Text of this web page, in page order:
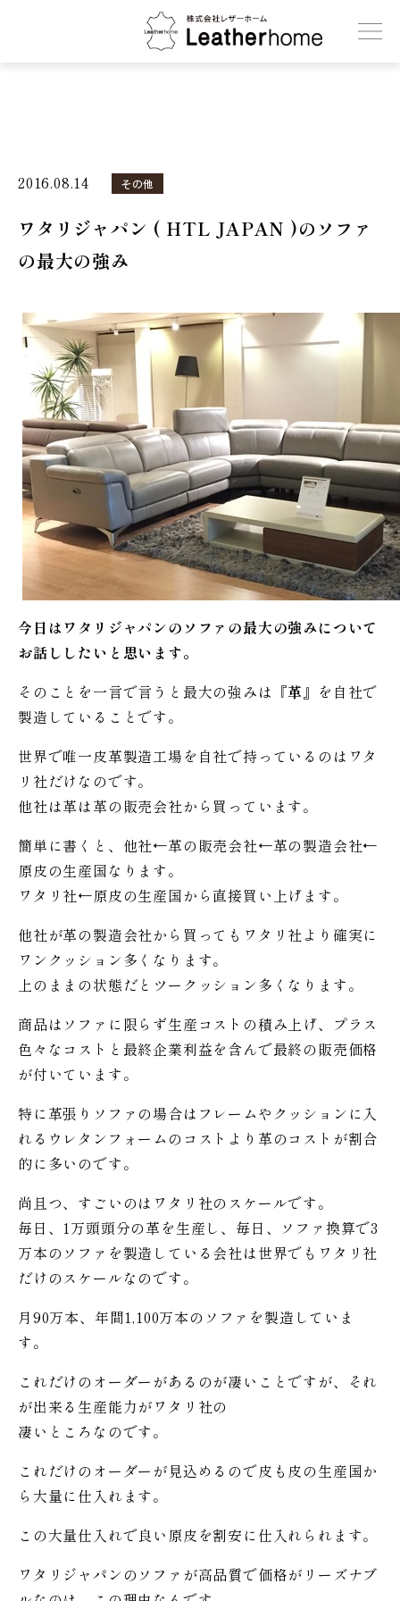
株式会社レザーホーム
2016.08.14 その他
ワタリジャパン ( HTL JAPAN )のソファ
の最大の強み
今日はワタリジャパンのソファの最大の強みについて
お話ししたいと思います。
そのことを一言で言うと最大の強みは『革』を自社で
製造していることです。
世界で唯一皮革製造工場を自社で持っているのはワタ
リ社だけなのです。
他社は革は革の販売会社から買っています。
簡単に書くと、他社←革の販売会社←革の製造会社←
原皮の生産国なります。
ワタリ社←原皮の生産国から直接買い上げます。
他社が革の製造会社から買ってもワタリ社より確実に
ワンクッション多くなります。
上のままの状態だとツークッション多くなります。
商品はソファに限らず生産コストの積み上げ、プラス
色々なコストと最終企業利益を含んで最終の販売価格
が付いています。
特に革張りソファの場合はフレームやクッションに入
れるウレタンフォームのコストより革のコストが割合
的に多いのです。
尚且つ、すごいのはワタリ社のスケールです。
毎日、1万頭頭分の革を生産し、毎日、ソファ換算で3
万本のソファを製造している会社は世界でもワタリ社
だけのスケールなのです。
月90万本、年間1,100万本のソファを製造していま
す。
これだけのオーダーがあるのが凄いことですが、それ
が出来る生産能力がワタリ社の
凄いところなのです。
これだけのオーダーが見込めるので皮も皮の生産国か
ら大量に仕入れます。
この大量仕入れで良い原皮を割安に仕入れられます。
ワタリジャパンのソファが高品質で価格がリーズナブ